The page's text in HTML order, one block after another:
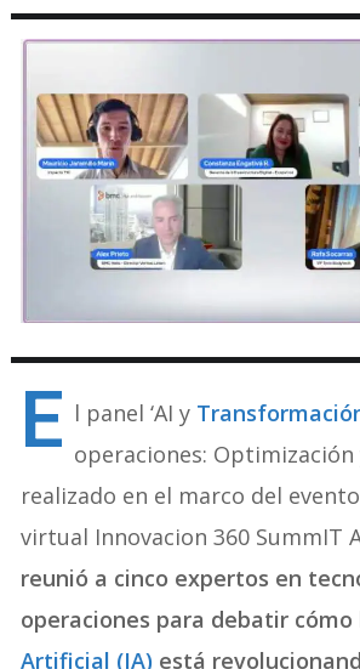
E l panel ‘AI y
operaciones: Optimización
realizado en el marco del evento
virtual Innovacion 360 SummIT
reunió a cinco expertos en
operaciones para debatir cómo
Artificial (IA) está